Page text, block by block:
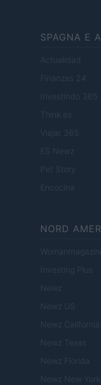
SPAGNA E
Actualidad
Finanzas 24
Investindo 365
Think.es
Viajar 365
ES Newz
Pet Story
Encocina
NORD
Womanmagazine
Investing Plus
Newz
Newz US
Newz California
Newz Texas
Newz Florida
Newz New York